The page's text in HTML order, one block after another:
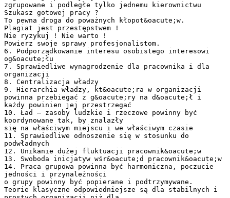
zgrupowane i podległe tylko jednemu kierownictwu
Szukasz gotowej pracy ?
To pewna droga do poważnych kłopot&oacute;w.
Plagiat jest przestępstwem !
Nie ryzykuj ! Nie warto !
Powierz swoje sprawy profesjonalistom.
6. Podporządkowanie interesu osobistego interesowi
og&oacute;łu
7. Sprawiedliwe wynagrodzenie dla pracownika i dla
organizacji
8. Centralizacja władzy
9. Hierarchia władzy, kt&oacute;ra w organizacji
powinna przebiegać z g&oacute;ry na d&oacute;ł i
każdy powinien jej przestrzegać
10. Ład – zasoby ludzkie i rzeczowe powinny być
koordynowane tak, by znalazły
się na właściwym miejscu i we właściwym czasie
11. Sprawiedliwe odnoszenie się w stosunku do
podwładnych
12. Unikanie dużej fluktuacji pracownik&oacute;w
13. Swoboda inicjatyw wśr&oacute;d pracownik&oacute;w
14. Praca grupowa powinna być harmoniczna, poczucie
jedności i przynależności
o grupy powinny być popierane i podtrzymywane.
Teorie klasyczne odpowiedniejsze są dla stabilnych i